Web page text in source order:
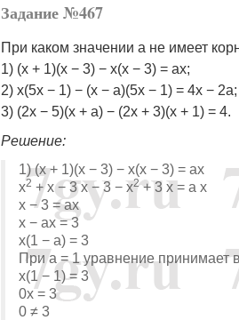
Задание №467
При каком значении a не имеет
1) (x + 1)(x − 3) − x(x − 3) = ax;
2) x(5x − 1) − (x − a)(5x − 1) = 4x − 2a;
3) (2x − 5)(x + a) − (2x + 3)(x + 1) = 4.
Решение:
1) (x + 1)(x − 3) − x(x − 3) = ax
x2 + x − 3 x − 3 − x2+ 3 x = a x
x − 3 = ax
x − ax = 3
x(1 − a) = 3
При a = 1 уравнение принимает
x(1 − 1) = 3
0x = 3
0 ≠ 3